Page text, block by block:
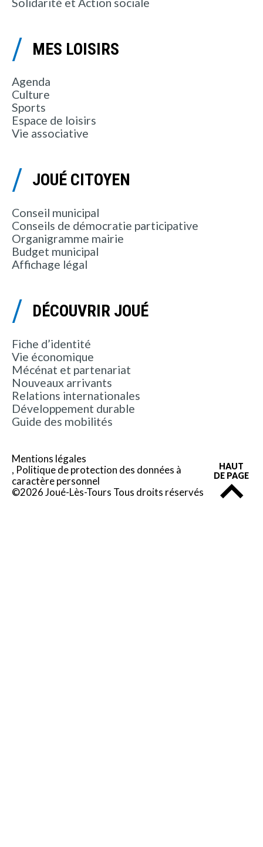
MES LOISIRS
Agenda
Culture
Sports
Espace de loisirs
Vie associative
JOUÉ CITOYEN
Conseil municipal
Conseils de démocratie participative
Organigramme mairie
Budget municipal
Affichage légal
DÉCOUVRIR JOUÉ
Fiche d’identité
Vie économique
Mécénat et partenariat
Nouveaux arrivants
Relations internationales
Développement durable
Guide des mobilités
Mentions légales
Politique de protection des données à
caractère personnel
©2026 Joué-Lès-Tours Tous droits réservés
HAUT
DE PAGE